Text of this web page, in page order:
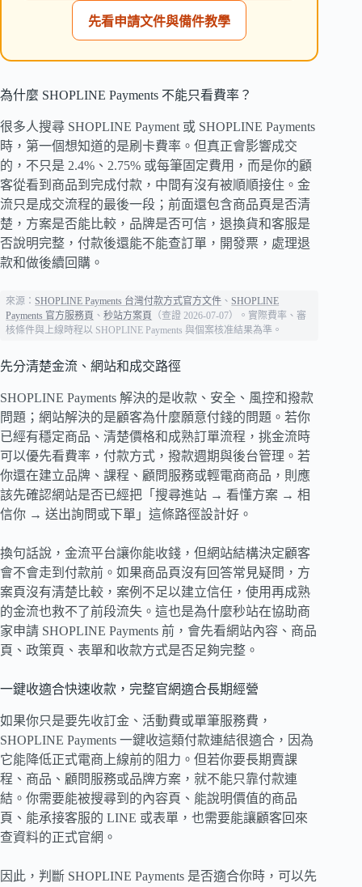
先看申請文件與備件教學
為什麼 SHOPLINE Payments 不能只看費率？
很多人搜尋 SHOPLINE Payment 或 SHOPLINE Payments
時，第一個想知道的是刷卡費率。但真正會影響成交
的，不只是 2.4%、2.75% 或每筆固定費用，而是你的顧
客從看到商品到完成付款，中間有沒有被順順接住。金
流只是成交流程的最後一段；前面還包含商品頁是否清
楚，方案是否能比較，品牌是否可信，退換貨和客服是
否說明完整，付款後還能不能查訂單，開發票，處理退
款和做後續回購。
來源：SHOPLINE Payments 台灣付款方式官方文件 、SHOPLINE
Payments 官方服務頁 、秒站方案頁
（查證 2026-07-07）。實際費率、審
核條件與上線時程以 SHOPLINE Payments 與個案核准結果為準。
先分清楚金流、網站和成交路徑
SHOPLINE Payments 解決的是收款、安全、風控和撥款
問題；網站解決的是顧客為什麼願意付錢的問題。若你
已經有穩定商品、清楚價格和成熟訂單流程，挑金流時
可以優先看費率，付款方式，撥款週期與後台管理。若
你還在建立品牌、課程、顧問服務或輕電商商品，則應
該先確認網站是否已經把「搜尋進站 → 看懂方案 → 相
信你 → 送出詢問或下單」這條路徑設計好。
換句話說，金流平台讓你能收錢，但網站結構決定顧客
會不會走到付款前。如果商品頁沒有回答常見疑問，方
案頁沒有清楚比較，案例不足以建立信任，使用再成熟
的金流也救不了前段流失。這也是為什麼秒站在協助商
家申請 SHOPLINE Payments 前，會先看網站內容、商品
頁、政策頁、表單和收款方式是否足夠完整。
一鍵收適合快速收款，完整官網適合長期經營
如果你只是要先收訂金、活動費或單筆服務費，
SHOPLINE Payments 一鍵收這類付款連結很適合，因為
它能降低正式電商上線前的阻力。但若你要長期賣課
程、商品、顧問服務或品牌方案，就不能只靠付款連
結。你需要能被搜尋到的內容頁、能說明價值的商品
頁、能承接客服的 LINE 或表單，也需要能讓顧客回來
查資料的正式官網。
因此，判斷 SHOPLINE Payments 是否適合你時，可以先